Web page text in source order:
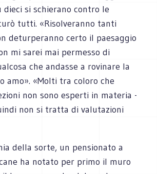
si schierano contro le
tutti. «Risolveranno tanti
deturperanno certo il paesaggio
mi sarei mai permesso di
che andasse a rovinare la
amo». «Molti tra coloro che
non sono esperti in materia -
non si tratta di valutazioni
della sorte, un pensionato a
ha notato per primo il muro